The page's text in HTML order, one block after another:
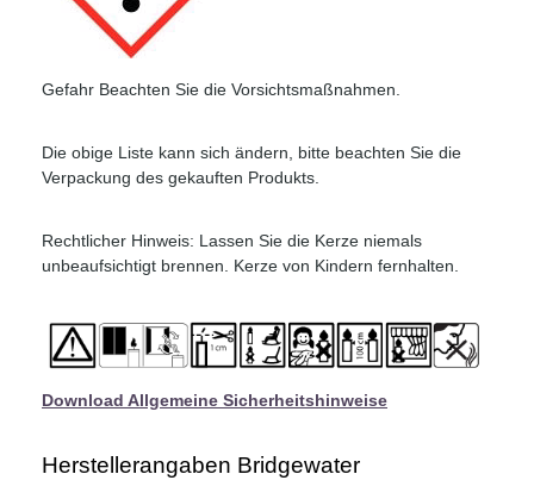
Gefahr Beachten Sie die Vorsichtsmaßnahmen.
Die obige Liste kann sich ändern, bitte beachten Sie die
Verpackung des gekauften Produkts.
Rechtlicher Hinweis: Lassen Sie die Kerze niemals
unbeaufsichtigt brennen. Kerze von Kindern fernhalten.
Download Allgemeine Sicherheitshinweise
Herstellerangaben Bridgewater